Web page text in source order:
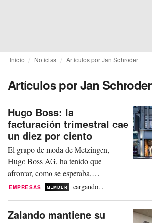
Inicio Noticias Artículos por Jan Schroder
Artículos por Jan Schroder
Hugo Boss: la
facturación trimestral cae
un diez por ciento
El grupo de moda de Metzingen,
Hugo Boss AG, ha tenido que
afrontar, como se esperaba,
importantes pérdidas en su facturación
embargo, el CEO Daniel Grieder
EMPRESAS MEMBER cargando...
Zalando mantiene su